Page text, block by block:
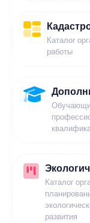
Каталог
работы
Каталог
развития